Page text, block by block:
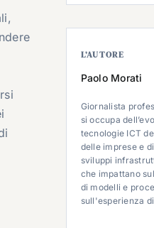
L’AUTORE
Paolo Morati
Giornalista
si occupa
tecnologie ICT
delle imprese e
sviluppi
che impattano
di modelli e
sull'esperienza